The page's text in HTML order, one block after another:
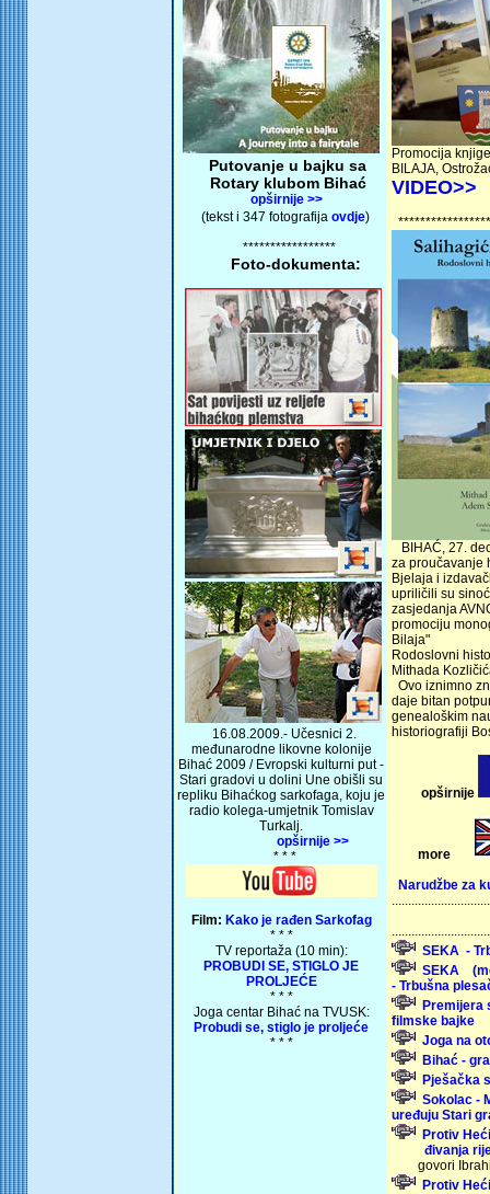
Putovanje u bajku sa
Rotary klubom Bihać
opširnije >>
(tekst i 347 fotografija ovdje)
*****************
Foto-dokumenta:
16.08.2009.- Učesnici 2.
međunarodne likovne kolonije
Bihać 2009 / Evropski kulturni put -
Stari gradovi u dolini Une obišli su
repliku Bihaćkog sarkofaga, koju je
radio kolega-umjetnik Tomislav
Turkalj.
opširnije >>
* * *
Film: Kako je rađen Sarkofag
* * *
TV reportaža (10 min):
PROBUDI SE, STIGLO JE
PROLJEĆE
* * *
Joga centar Bihać na TVUSK:
Probudi se, stiglo je proljeće
* * *
Promocija
BILAJA,
VIDEO>>
BIHAĆ, 27.
za proučavanje
Bjelaja i
upriličili su
zasjedanja
promociju
Bilaja"
Rodoslovni
Mithada
Ovo iznimno
daje bitan
genealoškim
historiografiji
opširnije
more
Narudžbe za
SEKA -
SEKA
- Trbušna
filmske bajke
Joga na
Bihać -
Pješačka
Sokolac -
uređuju Stari
Protiv
đivanja
govori
Protiv